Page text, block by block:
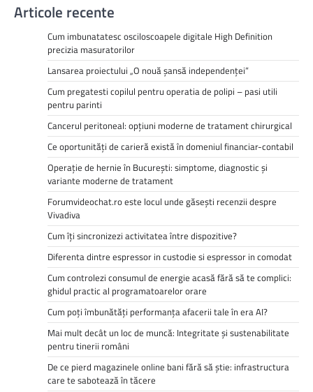
Articole recente
Cum imbunatatesc osciloscoapele digitale High Definition
precizia masuratorilor
Lansarea proiectului „O nouă șansă independenței”
Cum pregatesti copilul pentru operatia de polipi – pasi utili
pentru parinti
Cancerul peritoneal: opțiuni moderne de tratament chirurgical
Ce oportunități de carieră există în domeniul financiar-contabil
Operație de hernie în București: simptome, diagnostic și
variante moderne de tratament
Forumvideochat.ro este locul unde găsești recenzii despre
Vivadiva
Cum îți sincronizezi activitatea între dispozitive?
Diferenta dintre espressor in custodie si espressor in comodat
Cum controlezi consumul de energie acasă fără să te complici:
ghidul practic al programatoarelor orare
Cum poți îmbunătăți performanța afacerii tale în era AI?
Mai mult decât un loc de muncă: Integritate și sustenabilitate
pentru tinerii români
De ce pierd magazinele online bani fără să știe: infrastructura
care te sabotează în tăcere